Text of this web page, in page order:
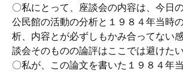
〇私にとって、座談会の内容は、今日
公民館の活動の分析と１９８４年当時
析、内容とが必ずしもかみ合ってない
談会そのものの論評はここでは避けたい
〇私が、この論文を書いた１９８４年